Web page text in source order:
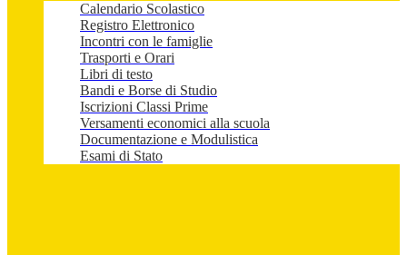
Calendario Scolastico
Registro Elettronico
Incontri con le famiglie
Trasporti e Orari
Libri di testo
Bandi e Borse di Studio
Iscrizioni Classi Prime
Versamenti economici alla scuola
Documentazione e Modulistica
Esami di Stato